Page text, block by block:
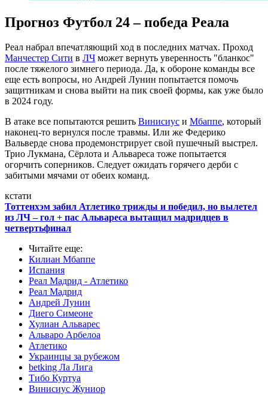
Прогноз Футбол 24 – победа Реала
Реал набрал впечатляющий ход в последних матчах. Проход
Манчестер Сити в ЛЧ может вернуть уверенность "бланкос"
после тяжелого зимнего периода. Да, к обороне команды все
еще есть вопросы, но Андрей Лунин попытается помочь
защитникам и снова выйти на пик своей формы, как уже было
в 2024 году.
В атаке все попытаются решить Винисиус и Мбаппе, который
наконец-то вернулся после травмы. Или же Федерико
Вальверде снова продемонстрирует свой пушечный выстрел.
Трио Лукмана, Сёрлота и Альвареса тоже попытается
огорчить соперников. Следует ожидать горячего дерби с
забитыми мячами от обеих команд.
кстати
Тоттенхэм забил Атлетико трижды и победил, но вылетел
из ЛЧ – гол + пас Альвареса вытащил мадридцев в
четвертьфинал
Читайте еще:
Килиан Мбаппе
Испания
Реал Мадрид - Атлетико
Реал Мадрид
Андрей Лунин
Диего Симеоне
Хулиан Альварес
Альваро Арбелоа
Атлетико
Украинцы за рубежом
betking Ла Лига
Тибо Куртуа
Винисиус Жуниор